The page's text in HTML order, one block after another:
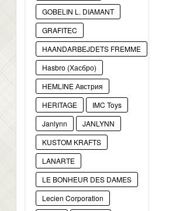
GOBELIN L. DIAMANT
GRAFITEC
HAANDARBEJDETS FREMME
Hasbro (Хасбро)
HEMLINE Австрия
HERITAGE
IMC Toys
Janlynn
JANLYNN
KUSTOM KRAFTS
LANARTE
LE BONHEUR DES DAMES
Lecien Corporation